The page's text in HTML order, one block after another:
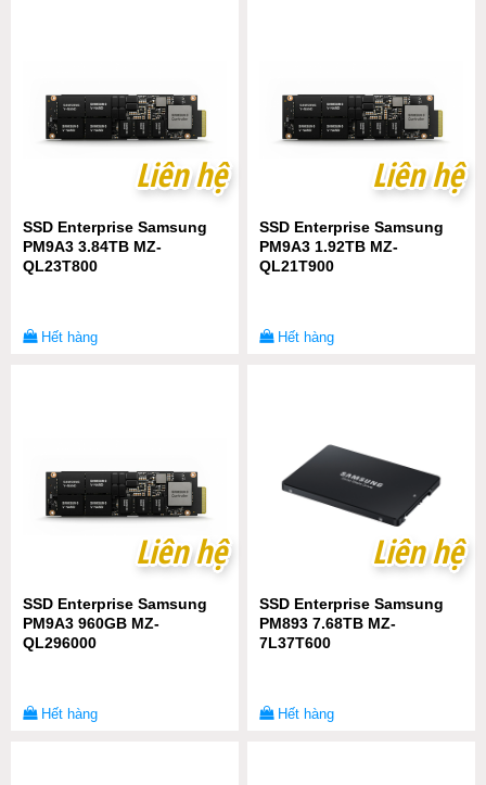
Liên hệ
Liên hệ
SSD Enterprise Samsung
PM9A3 3.84TB MZ-
QL23T800
Hết hàng
Liên hệ
Liên hệ
SSD Enterprise Samsung
PM9A3 1.92TB MZ-
QL21T900
Hết hàng
Liên hệ
Liên hệ
SSD Enterprise Samsung
PM9A3 960GB MZ-
QL296000
Hết hàng
Liên hệ
Liên hệ
SSD Enterprise Samsung
PM893 7.68TB MZ-
7L37T600
Hết hàng